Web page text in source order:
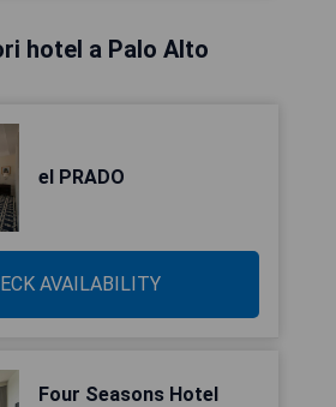
hotel a Palo Alto
el PRADO
AVAILABILITY
Four Seasons Hotel